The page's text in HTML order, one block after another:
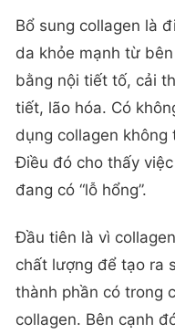
Bổ sung collagen là
da khỏe mạnh từ
bằng nội tiết tố, cải
tiết, lão hóa. Có
dụng collagen
Điều đó cho thấy
đang có “lỗ hổng”.
Đầu tiên là vì
chất lượng để tạo ra
thành phần có trong
collagen. Bên cạnh